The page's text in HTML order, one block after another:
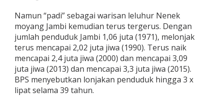
Namun “padi” sebagai warisan leluhur Nenek
moyang Jambi kemudian terus tergerus. Dengan
jumlah penduduk Jambi 1,06 juta (1971), melonjak
terus mencapai 2,02 juta jiwa (1990). Terus naik
mencapai 2,4 juta jiwa (2000) dan mencapai 3,09
juta jiwa (2013) dan mencapai 3,3 juta jiwa (2015).
BPS menyebutkan lonjakan penduduk hingga 3 x
lipat selama 39 tahun.